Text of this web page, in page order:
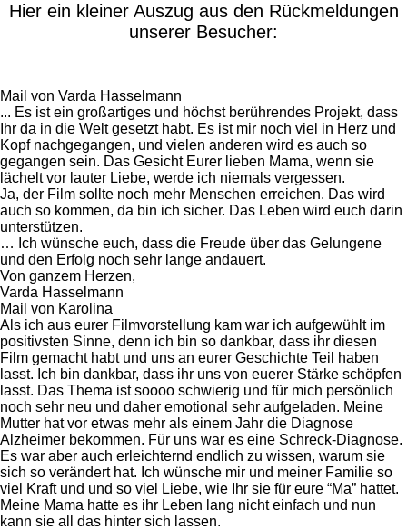
Hier ein kleiner Auszug aus den Rückmeldungen
unserer Besucher:
Mail von Varda Hasselmann
... Es ist ein großartiges und höchst berührendes Projekt, dass
Ihr da in die Welt gesetzt habt. Es ist mir noch viel in Herz und
Kopf nachgegangen, und vielen anderen wird es auch so
gegangen sein. Das Gesicht Eurer lieben Mama, wenn sie
lächelt vor lauter Liebe, werde ich niemals vergessen.
Ja, der Film sollte noch mehr Menschen erreichen. Das wird
auch so kommen, da bin ich sicher. Das Leben wird euch darin
unterstützen.
… Ich wünsche euch, dass die Freude über das Gelungene
und den Erfolg noch sehr lange andauert.
Von ganzem Herzen,
Varda Hasselmann
Mail von Karolina
Als ich aus eurer Filmvorstellung kam war ich aufgewühlt im
positivsten Sinne, denn ich bin so dankbar, dass ihr diesen
Film gemacht habt und uns an eurer Geschichte Teil haben
lasst. Ich bin dankbar, dass ihr uns von euerer Stärke schöpfen
lasst. Das Thema ist soooo schwierig und für mich persönlich
noch sehr neu und daher emotional sehr aufgeladen. Meine
Mutter hat vor etwas mehr als einem Jahr die Diagnose
Alzheimer bekommen. Für uns war es eine Schreck-Diagnose.
Es war aber auch erleichternd endlich zu wissen, warum sie
sich so verändert hat. Ich wünsche mir und meiner Familie so
viel Kraft und und so viel Liebe, wie Ihr sie für eure “Ma” hattet.
Meine Mama hatte es ihr Leben lang nicht einfach und nun
kann sie all das hinter sich lassen.